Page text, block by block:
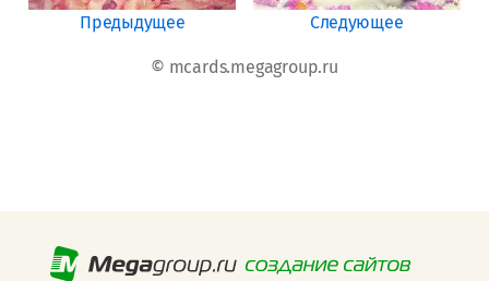
Предыдущее Следующее
© mcards.megagroup.ru